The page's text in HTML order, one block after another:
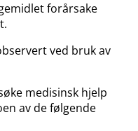
forårsake
ved bruk av
medisinsk hjelp
av de følgende